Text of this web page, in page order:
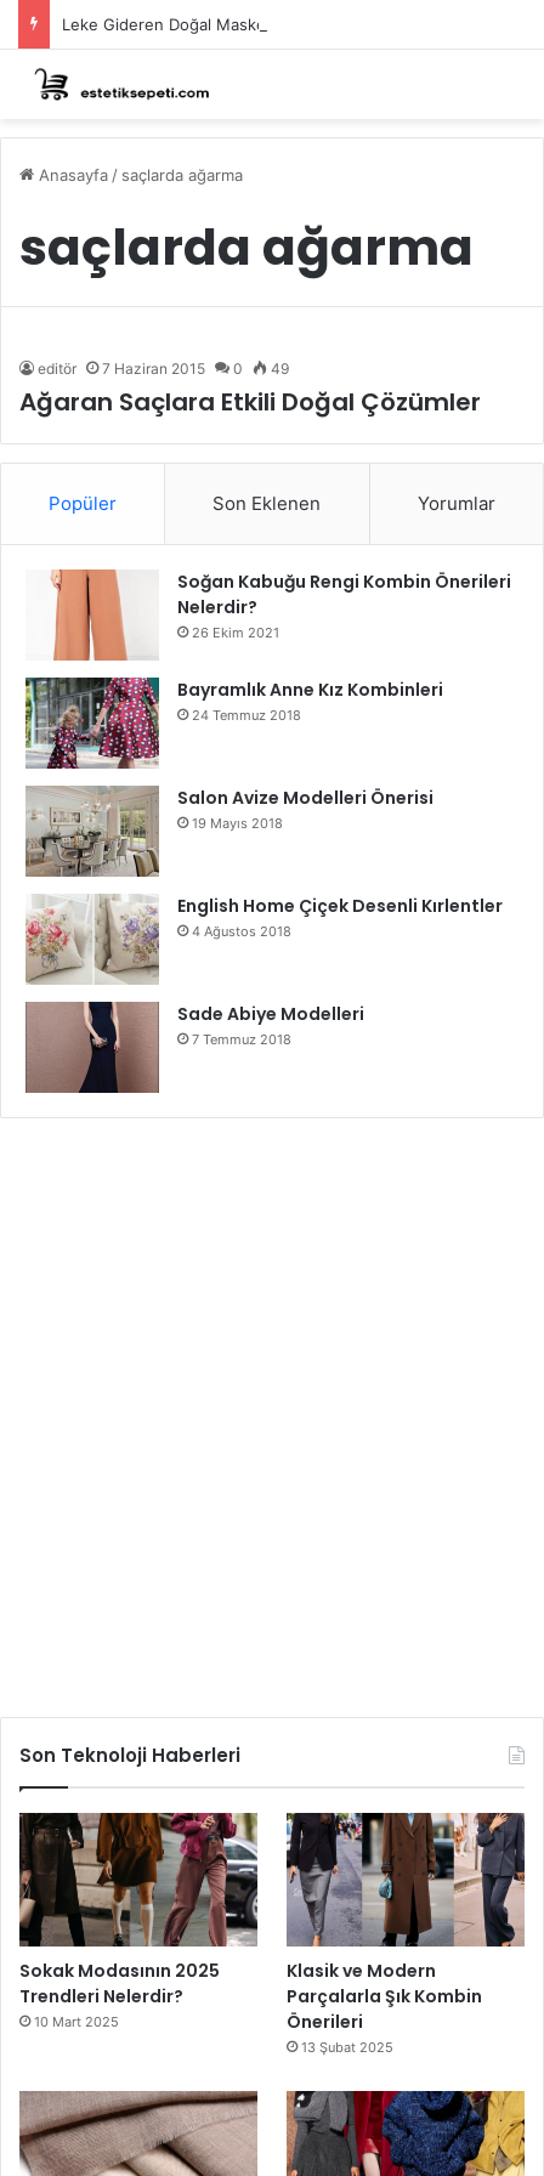
Leke Gideren Doğal Maskeler Nasıl Yapılır?
Anasayfa / saçlarda ağarma
saçlarda ağarma
editör 7 Haziran 2015 0 49
Ağaran Saçlara Etkili Doğal Çözümler
Popüler Son Eklenen Yorumlar
Soğan Kabuğu Rengi Kombin Önerileri
Nelerdir?
26 Ekim 2021
Bayramlık Anne Kız Kombinleri
24 Temmuz 2018
Salon Avize Modelleri Önerisi
19 Mayıs 2018
English Home Çiçek Desenli Kırlentler
4 Ağustos 2018
Sade Abiye Modelleri
7 Temmuz 2018
Son Teknoloji Haberleri
Sokak Modasının 2025
Trendleri Nelerdir?
10 Mart 2025
Klasik ve Modern
Parçalarla Şık Kombin
Önerileri
13 Şubat 2025